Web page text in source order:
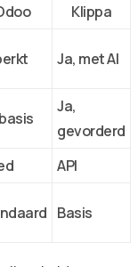
Klippa
Ja, met AI
Ja,
gevorderd
API
Basis